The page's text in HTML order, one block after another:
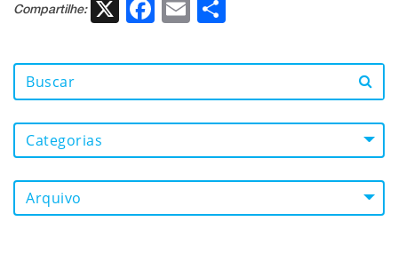
Compartilhe: X Facebook
Email
Categorias
Arquivo